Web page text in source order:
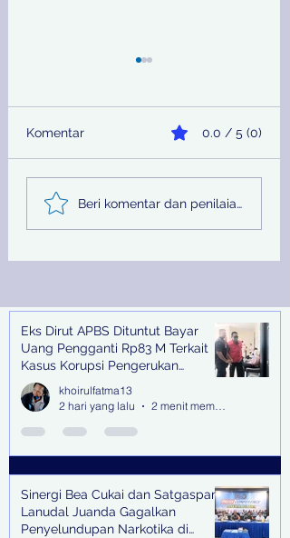
Sinergi Bea Cukai dan
Satgaspam Lanudal
Juanda Gagalkan
Komentar 0.0 / 5 (0)
Beri komentar dan penilaian...
Recent Posts
Eks Dirut APBS Dituntut Bayar
Uang Pengganti Rp83 M Terkait
Kasus Korupsi Pengerukan
Tanjung Perak
khoirulfatma13
2 hari yang lalu
2 menit membaca
Sinergi Bea Cukai dan Satgaspam
Lanudal Juanda Gagalkan
Penyelundupan Narkotika di